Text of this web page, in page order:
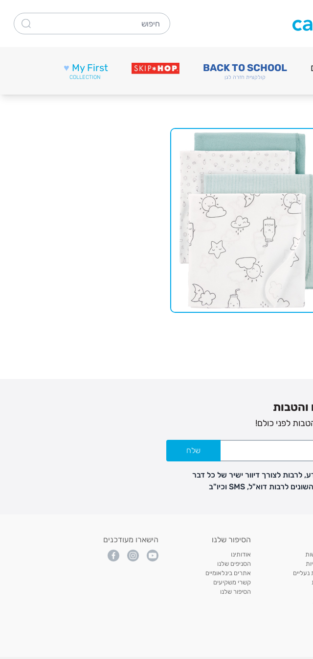
חיפוש
BACK TO SCHOOL
קולקציית חזרה לגן
My First
♥
COLLECTION
והטבות
לפני כולם!
שלח
לרבות לצורך דיוור ישיר של כל דבר
נעליים
הסיפור שלנו
אודותינו
הסניפים שלנו
אתרים בינלאומיים
קשרי משקיעים
הסיפור שלנו
הישארו מעודכנים